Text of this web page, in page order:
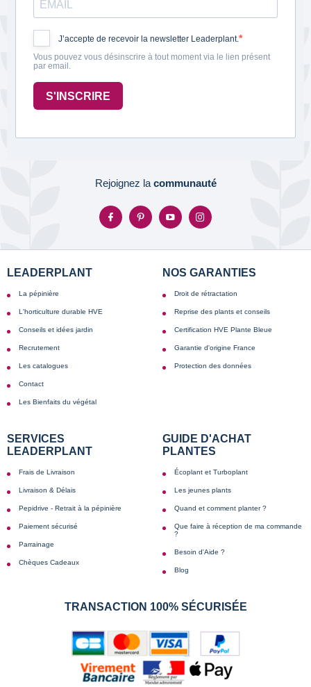
J’accepte de recevoir la newsletter Leaderplant.
Vous pouvez vous désinscrire à tout moment via le lien présent
par email.
S'INSCRIRE
Rejoignez la communauté
LEADERPLANT
La pépinière
L'horticulture durable HVE
Conseils et idées jardin
Recrutement
Les catalogues
Contact
Les Bienfaits du végétal
NOS GARANTIES
Droit de rétractation
Reprise des plants et conseils
Certification HVE Plante Bleue
Garantie d'origine France
Protection des données
SERVICES
LEADERPLANT
Frais de Livraison
Livraison & Délais
Pepidrive - Retrait à la pépinière
Paiement sécurisé
Parrainage
Chèques Cadeaux
GUIDE D'ACHAT
PLANTES
Écoplant et Turboplant
Les jeunes plants
Quand et comment planter ?
Que faire à réception de ma commande
?
Besoin d'Aide ?
Blog
TRANSACTION 100% SÉCURISÉE